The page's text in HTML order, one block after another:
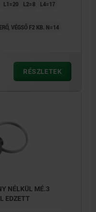
L1=20 L2=8
L4=17
VÉGSŐ F2 KB. N=14
RÉSZLETEK
NÉLKÜL MÉ.3
EDZETT